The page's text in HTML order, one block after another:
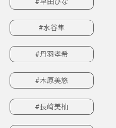
#水谷隼
#丹羽孝希
#木原美悠
#長﨑美柚